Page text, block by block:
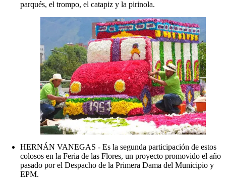
parqués, el trompo, el catapiz y la pirinola.
HERNÁN VANEGAS - Es la segunda participación de estos
colosos en la Feria de las Flores, un proyecto promovido el año
pasado por el Despacho de la Primera Dama del Municipio y
EPM.